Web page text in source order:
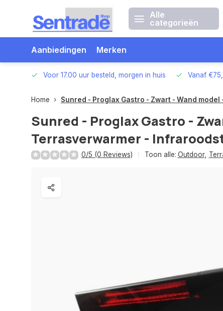
Alle
categorieën
Aanbiedingen Merken
Voor 17.00 uur besteld, morgen in huis Vanaf
Home Sunred - Proglax Gastro - Zwart - Wand
Sunred - Proglax Gastro -
Terrasverwarmer -
0/5 (0 Reviews) Toon alle: Outdoor,